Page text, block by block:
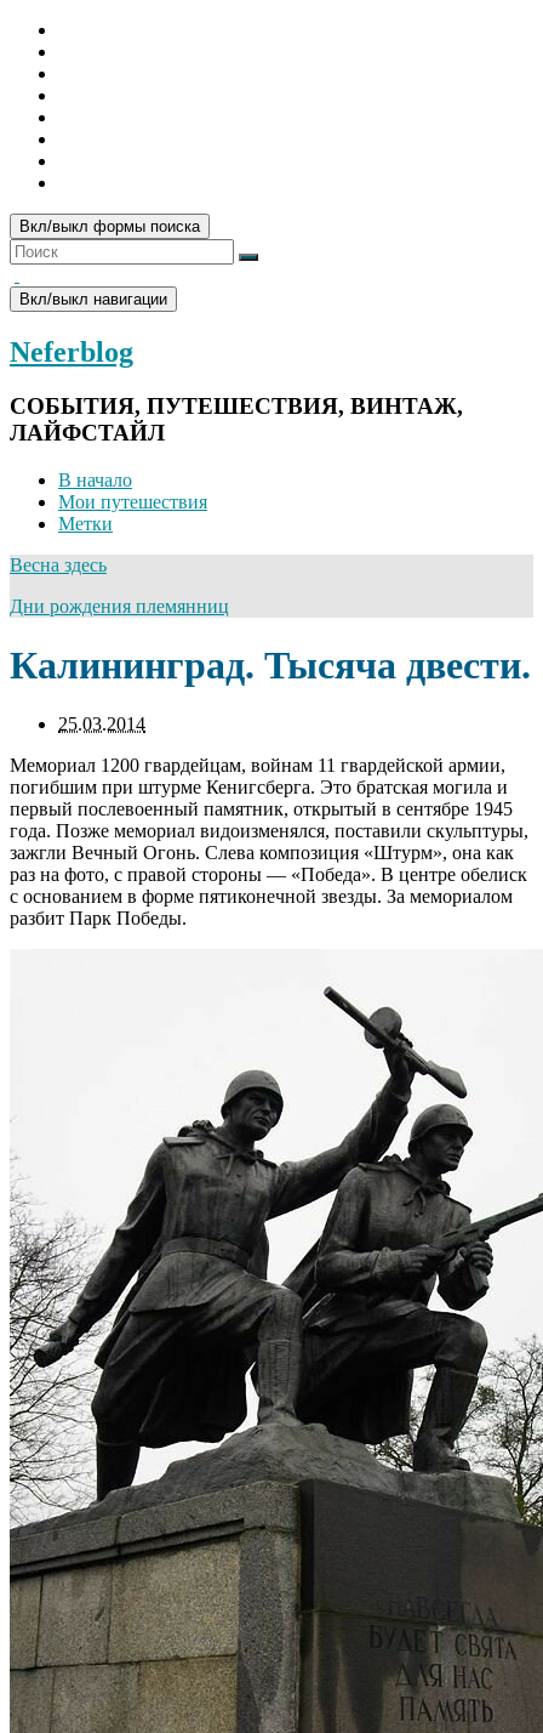
Вкл/выкл формы поиска
Вкл/выкл навигации
Neferblog
СОБЫТИЯ, ПУТЕШЕСТВИЯ, ВИНТАЖ,
ЛАЙФСТАЙЛ
В начало
Мои путешествия
Метки
Весна здесь
Дни рождения племянниц
Калининград. Тысяча двести.
25.03.2014
Мемориал 1200 гвардейцам, войнам 11 гвардейской армии,
погибшим при штурме Кенигсберга. Это братская могила и
первый послевоенный памятник, открытый в сентябре 1945
года. Позже мемориал видоизменялся, поставили скульптуры,
зажгли Вечный Огонь. Слева композиция «Штурм», она как
раз на фото, с правой стороны — «Победа». В центре обелиск
с основанием в форме пятиконечной звезды. За мемориалом
разбит Парк Победы.